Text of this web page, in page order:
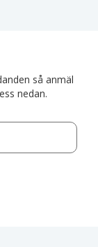
så anmäl
nedan.